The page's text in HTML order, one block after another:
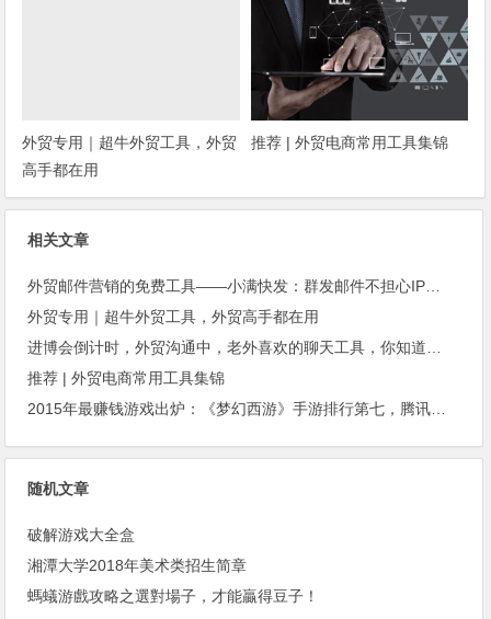
外贸专用｜超牛外贸工具，外贸
高手都在用
推荐 | 外贸电商常用工具集锦
相关文章
外贸邮件营销的免费工具——小满快发：群发邮件不担心IP被封
外贸专用｜超牛外贸工具，外贸高手都在用
进博会倒计时，外贸沟通中，老外喜欢的聊天工具，你知道几种？
推荐 | 外贸电商常用工具集锦
2015年最赚钱游戏出炉：《梦幻西游》手游排行第七，腾讯总收入进前三
随机文章
破解游戏大全盒
湘潭大学2018年美术类招生简章
螞蟻游戲攻略之選對場子，才能贏得豆子！